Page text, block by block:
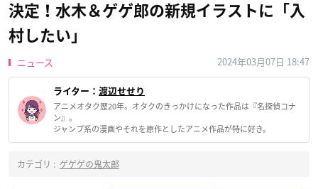
決定！水木＆ゲゲ郎の新規イラストに「入
村したい」
ニュース 2024年03月07日 18:47
ライター： 渡辺せせり
アニメオタク歴20年。オタクのきっかけになった作品は『名探偵コナ
ン』。
ジャンプ系の漫画やそれを原作としたアニメ作品が特に好き。
カテゴリ : ゲゲゲの鬼太郎